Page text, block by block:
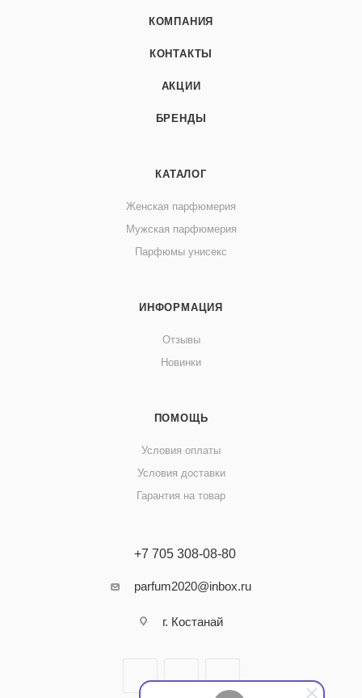
КОМПАНИЯ
КОНТАКТЫ
АКЦИИ
БРЕНДЫ
КАТАЛОГ
Женская парфюмерия
Мужская парфюмерия
Парфюмы унисекс
ИНФОРМАЦИЯ
Отзывы
Новинки
ПОМОЩЬ
Условия оплаты
Условия доставки
Гарантия на товар
+7 705 308-08-80
parfum2020@inbox.ru
г. Костанай